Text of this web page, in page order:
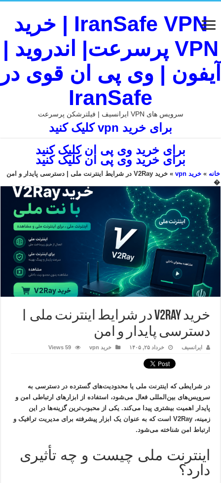
IranSafe VPN | خرید
VPN پرسرعت| اندروید |
آیفون | وی پی ان قوی در
IranSafe
سرویس های VPN ایرانسیف | فیلترشکن پرسرعت
برای خرید vpn کلیک کنید
برای خرید وی پی ان کلیک کنید
برای خرید وی پی ان کلیک کنید
خانه »خرید vpn »خرید V2Ray در شرایط اینترنت ملی | دسترسی پایدار و امن
�
خرید V2Ray در شرایط اینترنت ملی |
دسترسی پایدار و امن
ایرانسیف خرداد ۲۵, ۱۴۰۵ خرید vpn 59 Views
در شرایطی که اینترنت ملی یا محدودیت‌های گسترده در دسترسی به
سرویس‌های بین‌المللی فعال می‌شود، استفاده از ابزارهای ارتباطی امن و
پایدار اهمیت بیشتری پیدا می‌کند. یکی از محبوب‌ترین گزینه‌ها در این
زمینه،V2Ray است که به عنوان یک ابزار پیشرفته برای مدیریت ترافیک و
ارتباط امن شناخته می‌شود.
اینترنت ملی چیست و چه تأثیری
دارد؟